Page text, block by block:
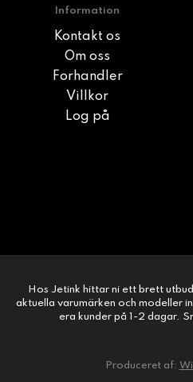
Information
Kontakt os
Om oss
Forhandler
Villkor
Log på
Hos Jetink hittar ni ett brett
aktuella varumärken och modeller
era kunder på 1-2 dagar.
Produceret af: